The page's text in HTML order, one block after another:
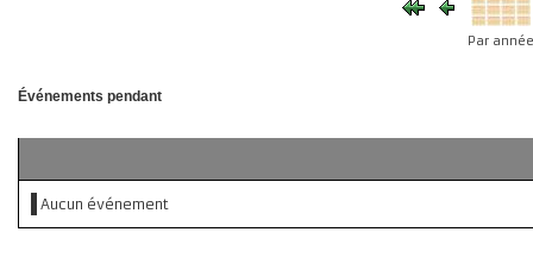
Par année
Événements pendant
Aucun événement